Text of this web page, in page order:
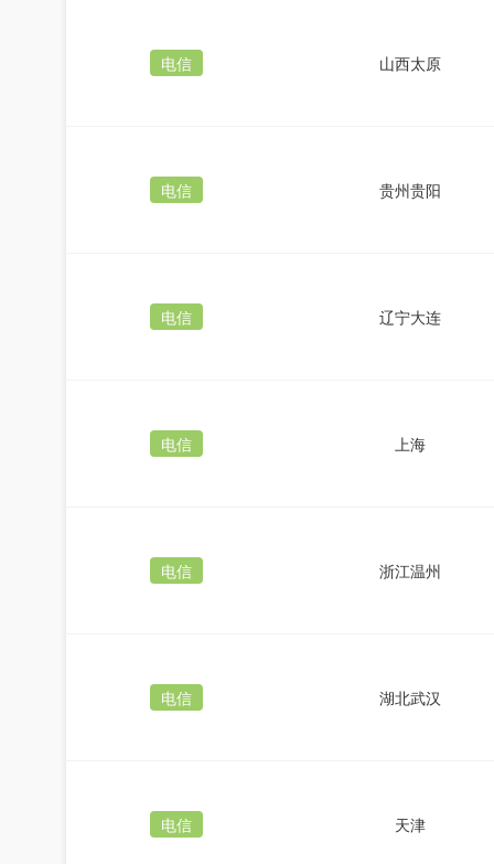
电信 山西太原
电信 贵州贵阳
电信 辽宁大连
电信 上海
电信 浙江温州
电信 湖北武汉
电信 天津